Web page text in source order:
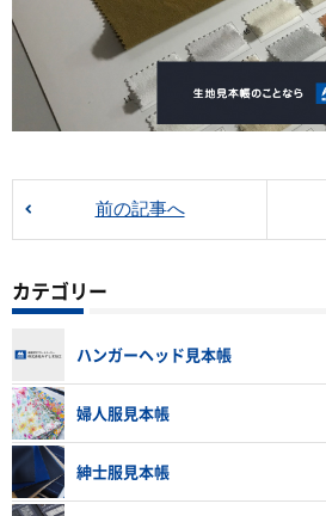
前の記事へ
カテゴリー
ハンガーヘッド見本帳
婦人服見本帳
紳士服見本帳